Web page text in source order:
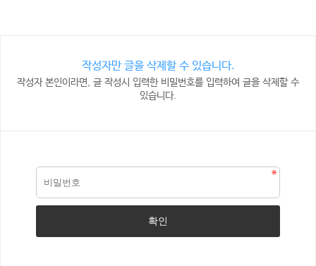
작성자만 글을 삭제할 수 있습니다.
작성자 본인이라면, 글 작성시 입력한 비밀번호를 입력하여 글을 삭제할 수
있습니다.